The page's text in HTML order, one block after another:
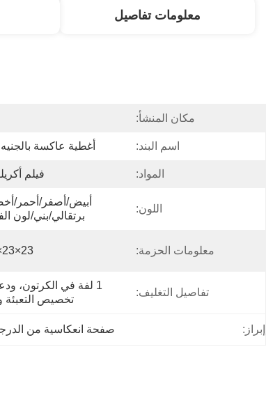
معلومات تفاصيل
مكان المنشأ:
اسم البند: أغطية عاكسة
المواد: فيلم
اللون:
أبيض/أصفر/أحمر/
برتقالي/بني/لون
معلومات الحزمة: 23×23×132سم
تفاصيل التغليف:
تخصيص التعبئة
إبراز: صفحة انعكاسية من